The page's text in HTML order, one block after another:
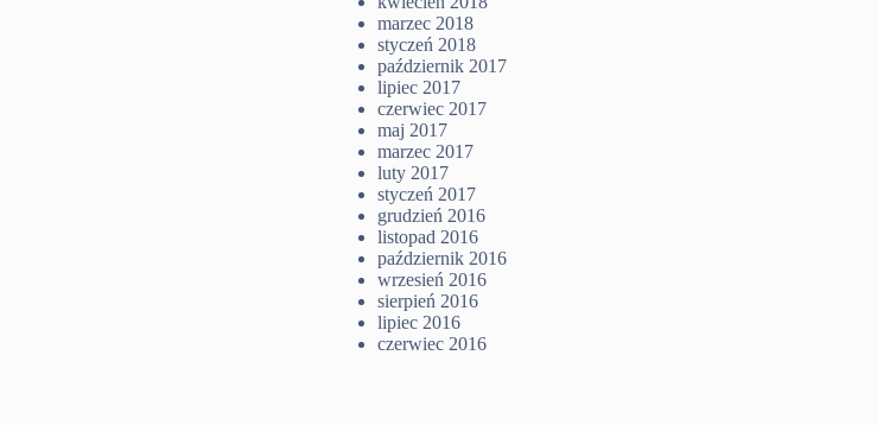
marzec 2018
styczeń 2018
październik 2017
lipiec 2017
czerwiec 2017
maj 2017
marzec 2017
luty 2017
styczeń 2017
grudzień 2016
listopad 2016
październik 2016
wrzesień 2016
sierpień 2016
lipiec 2016
czerwiec 2016